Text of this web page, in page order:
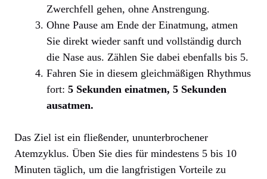
Zwerchfell gehen, ohne Anstrengung.
Ohne Pause am Ende der Einatmung, atmen
Sie direkt wieder sanft und vollständig durch
die Nase aus. Zählen Sie dabei ebenfalls bis 5.
Fahren Sie in diesem gleichmäßigen Rhythmus
fort: 5 Sekunden einatmen, 5 Sekunden
ausatmen.
Das Ziel ist ein fließender, ununterbrochener
Atemzyklus. Üben Sie dies für mindestens 5 bis 10
Minuten täglich, um die langfristigen Vorteile zu